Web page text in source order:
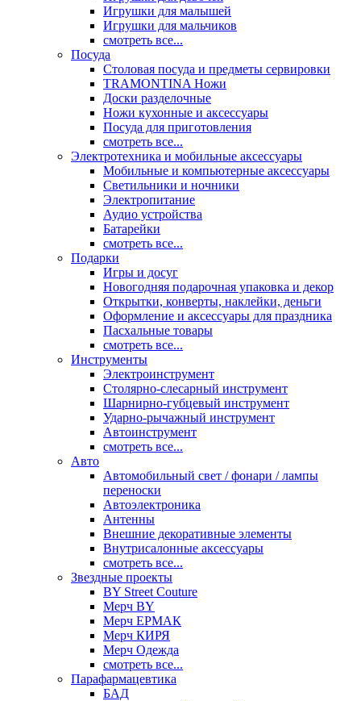
Игрушки для малышей
Игрушки для мальчиков
смотреть все...
Посуда
Столовая посуда и предметы сервировки
TRAMONTINA Ножи
Доски разделочные
Ножи кухонные и аксессуары
Посуда для приготовления
смотреть все...
Электротехника и мобильные аксессуары
Мобильные и компьютерные аксессуары
Светильники и ночники
Электропитание
Аудио устройства
Батарейки
смотреть все...
Подарки
Игры и досуг
Новогодняя подарочная упаковка и декор
Открытки, конверты, наклейки, деньги
Оформление и аксессуары для праздника
Пасхальные товары
смотреть все...
Инструменты
Электроинструмент
Столярно-слесарный инструмент
Шарнирно-губцевый инструмент
Ударно-рычажный инструмент
Автоинструмент
смотреть все...
Авто
Автомобильный свет / фонари / лампы
переноски
Автоэлектроника
Антенны
Внешние декоративные элементы
Внутрисалонные аксессуары
смотреть все...
Звездные проекты
BY Street Couture
Мерч BY
Мерч ЕРМАК
Мерч КИРЯ
Мерч Одежда
смотреть все...
Парафармацевтика
БАД